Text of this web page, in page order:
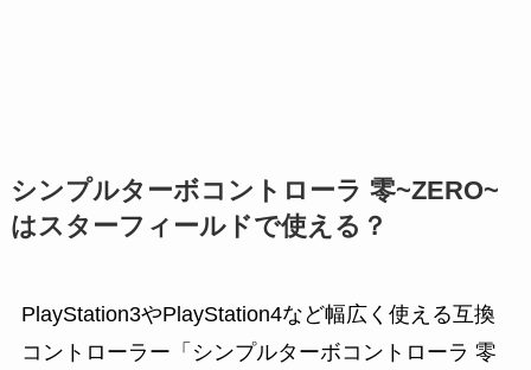
シンプルターボコントローラ 零~ZERO~
はスターフィールドで使える？
PlayStation3やPlayStation4など幅広く使える互換
コントローラー「シンプルターボコントローラ 零